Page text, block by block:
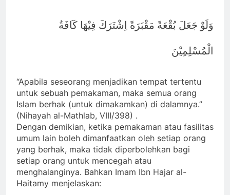
وَلَوْ جَعَلَ بُقْعَةً مَقْبَرَةً اِشْتَرَكَ فِيْهَا كٓافَةُ
الْمُسْلِمِيْنَ
“Apabila seseorang menjadikan tempat tertentu
untuk sebuah pemakaman, maka semua orang
Islam berhak (untuk dimakamkan) di dalamnya.”
(Nihayah al-Mathlab, VIII/398) .
Dengan demikian, ketika pemakaman atau fasilitas
umum lain boleh dimanfaatkan oleh setiap orang
yang berhak, maka tidak diperbolehkan bagi
setiap orang untuk mencegah atau
menghalanginya. Bahkan Imam Ibn Hajar al-
Haitamy menjelaskan: